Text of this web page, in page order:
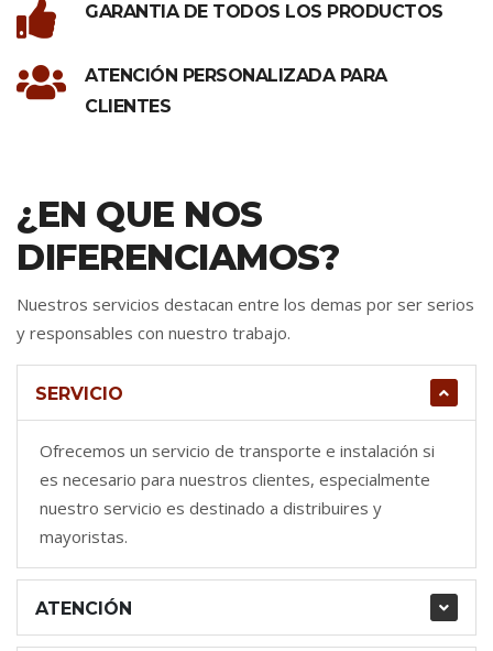
GARANTIA DE TODOS LOS PRODUCTOS
ATENCIÓN PERSONALIZADA PARA
CLIENTES
¿EN QUE NOS
DIFERENCIAMOS?
Nuestros servicios destacan entre los demas por ser serios
y responsables con nuestro trabajo.
SERVICIO
Ofrecemos un servicio de transporte e instalación si
es necesario para nuestros clientes, especialmente
nuestro servicio es destinado a distribuires y
mayoristas.
ATENCIÓN